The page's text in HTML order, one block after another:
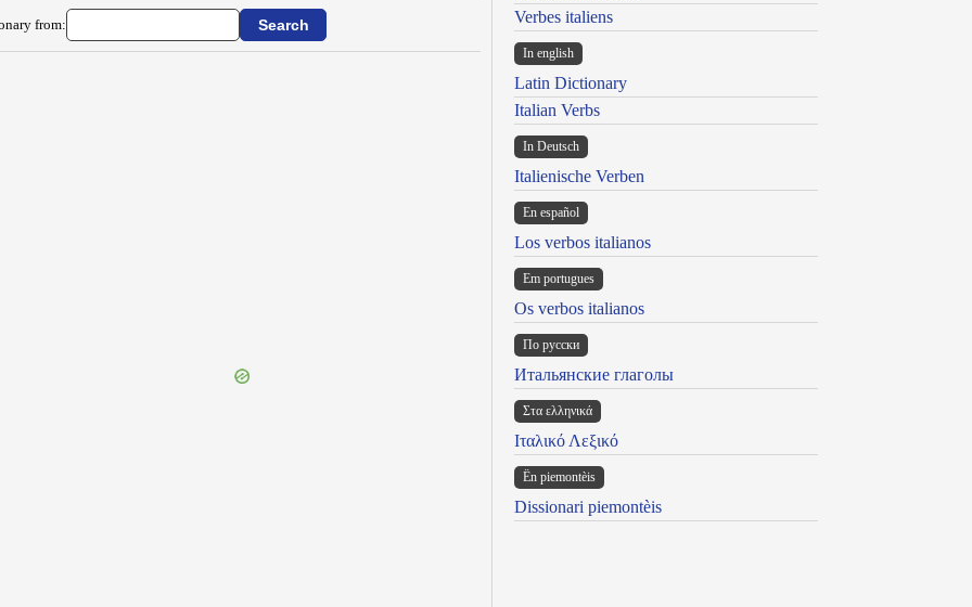
from:
Verbes italiens
In english
Latin Dictionary
Italian Verbs
In Deutsch
Italienische Verben
En español
Los verbos italianos
Em portugues
Os verbos italianos
По русски
Итальянские глаголы
Στα ελληνικά
Ιταλικό Λεξικό
Ën piemontèis
Dissionari piemontèis